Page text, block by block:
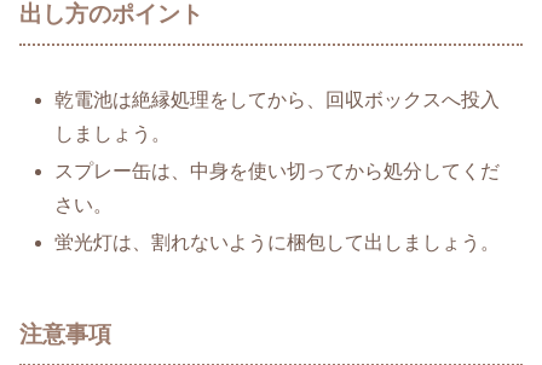
出し方のポイント
乾電池は絶縁処理をしてから、回収ボックスへ投入
しましょう。
スプレー缶は、中身を使い切ってから処分してくだ
さい。
蛍光灯は、割れないように梱包して出しましょう。
注意事項